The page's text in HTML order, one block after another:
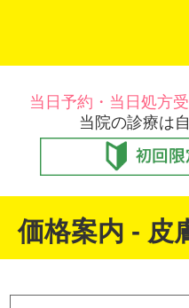
当日予約・当日処方
当院の診療は
価格案内 - 皮